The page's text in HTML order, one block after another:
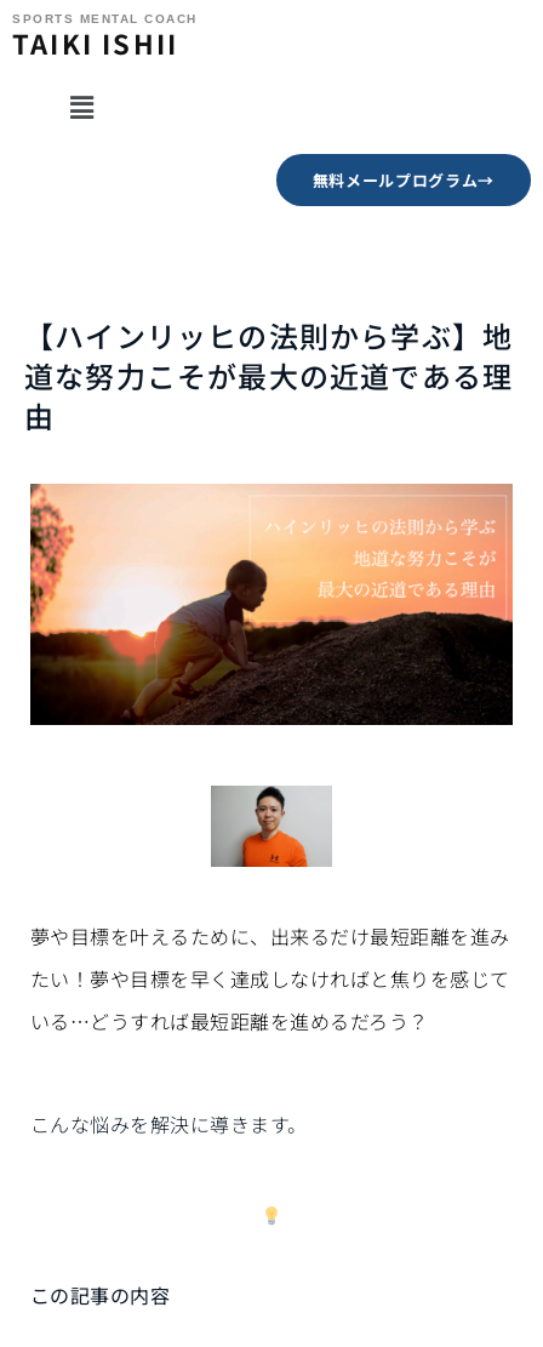
SPORTS MENTAL COACH
TAIKI ISHII
無料メールプログラム→
【ハインリッヒの法則から学ぶ】地
道な努力こそが最大の近道である理
由
夢や目標を叶えるために、出来るだけ最短距離を進み
たい！夢や目標を早く達成しなければと焦りを感じて
いる…どうすれば最短距離を進めるだろう？
こんな悩みを解決に導きます。
この記事の内容